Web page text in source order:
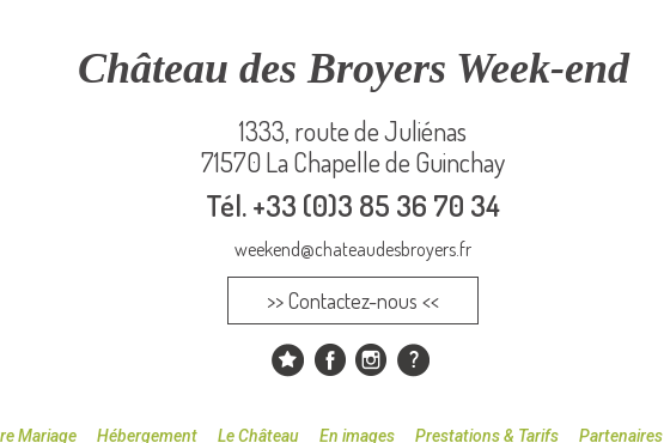
Château des Broyers Week-end
1333, route de Juliénas
71570 La Chapelle de Guinchay
Tél.+33 (0)3 85 36 70 34
weekend@chateaudesbroyers.fr
>> Contactez-nous <<
Mariage Hébergement Le Château En images Prestations & Tarifs Partenaires